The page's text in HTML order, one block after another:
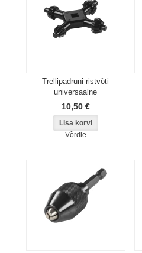
Trellipadruni ristvõti
universaalne
10,50 €
Võrdle